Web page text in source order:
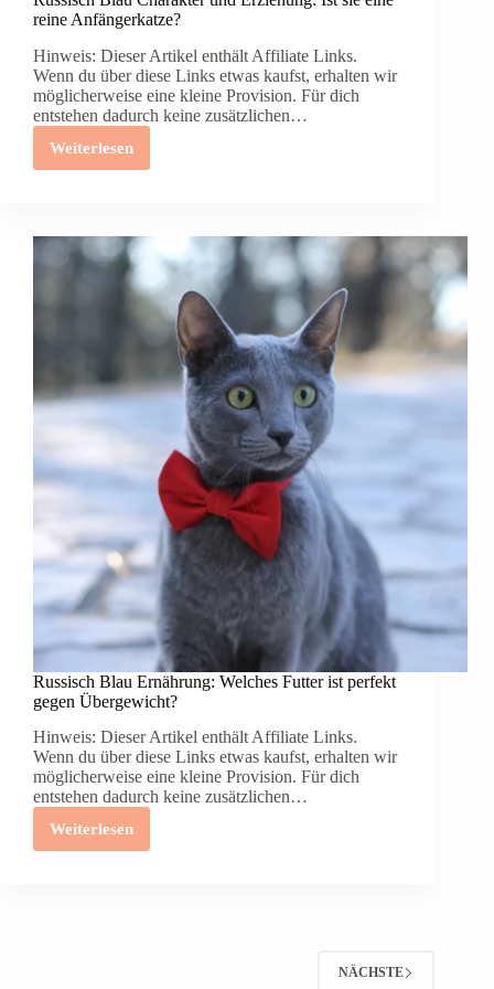
reine Anfängerkatze?
Hinweis: Dieser Artikel enthält Affiliate Links.
Wenn du über diese Links etwas kaufst, erhalten wir
möglicherweise eine kleine Provision. Für dich
entstehen dadurch keine zusätzlichen…
Weiterlesen
Russisch
Blau
Ist
sie
Anfängerkatze?
Russisch Blau Ernährung: Welches Futter ist perfekt
gegen Übergewicht?
Hinweis: Dieser Artikel enthält Affiliate Links.
Wenn du über diese Links etwas kaufst, erhalten wir
möglicherweise eine kleine Provision. Für dich
entstehen dadurch keine zusätzlichen…
Weiterlesen
Russisch
Blau
NÄCHSTE